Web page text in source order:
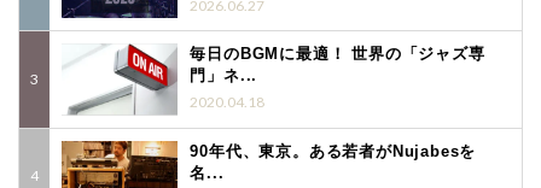
2026.06.27
毎日のBGMに最適！ 世界の「ジャズ専
門」ネ...
2020.04.18
90年代、東京。ある若者がNujabesを
名...